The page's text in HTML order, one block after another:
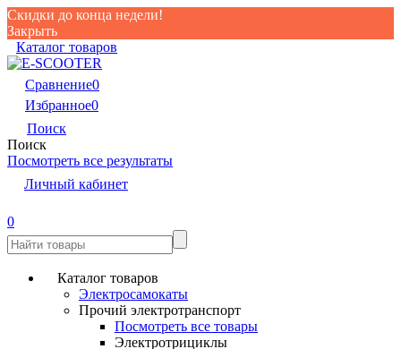
Скидки до конца недели!
Закрыть
Каталог товаров
Сравнение0
Избранное0
Поиск
Поиск
Посмотреть все результаты
Личный кабинет
0
Каталог товаров
Электросамокаты
Прочий электротранспорт
Посмотреть все товары
Электротрициклы